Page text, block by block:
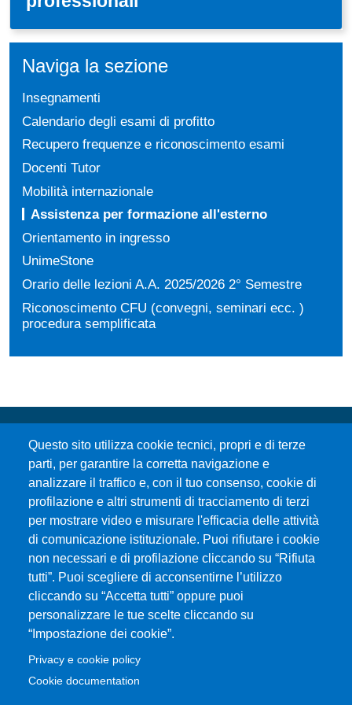
Naviga la sezione
Insegnamenti
Calendario degli esami di profitto
Recupero frequenze e riconoscimento esami
Docenti Tutor
Mobilità internazionale
Assistenza per formazione all'esterno
Orientamento in ingresso
UnimeStone
Orario delle lezioni A.A. 2025/2026 2° Semestre
Riconoscimento CFU (convegni, seminari ecc. )
procedura semplificata
Questo sito utilizza cookie tecnici, propri e di terze
parti, per garantire la corretta navigazione e
analizzare il traffico e, con il tuo consenso, cookie di
profilazione e altri strumenti di tracciamento di terzi
per mostrare video e misurare l'efficacia delle attività
di comunicazione istituzionale. Puoi rifiutare i cookie
non necessari e di profilazione cliccando su “Rifiuta
tutti”. Puoi scegliere di acconsentirne l’utilizzo
cliccando su “Accetta tutti” oppure puoi
personalizzare le tue scelte cliccando su
“Impostazione dei cookie”.
Privacy e cookie policy
Cookie documentation
Università degli Studi di Messina
Piazza Pugliatti, 1 - 98122 Messina
Cod. Fiscale 80004070837
P.IVA 00724160833
Centralino: 090 676 1
MENÙ SOCIAL
MENÙ FOOTER 1
Accessibilità